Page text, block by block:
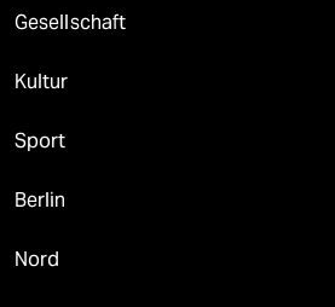
Gesellschaft
Kultur
Sport
Berlin
Nord